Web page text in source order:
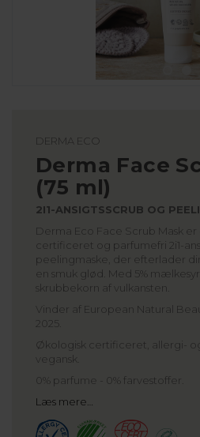
DERMA ECO
Derma Face
(75 ml)
2I1-ANSIGTSSCRUB OG
Derma Eco Face Scrub Mask er
certificeret og parfumefri 2i1-
peelingmaske, der efterlader
en smuk glød. Med 5%
skrubbekorn af vulkansten.
Vinder af European Natural
2025.
Økologisk certificeret, allergi-
vegansk.
0% parfume - 0% farvestoffer.
Læs mere…